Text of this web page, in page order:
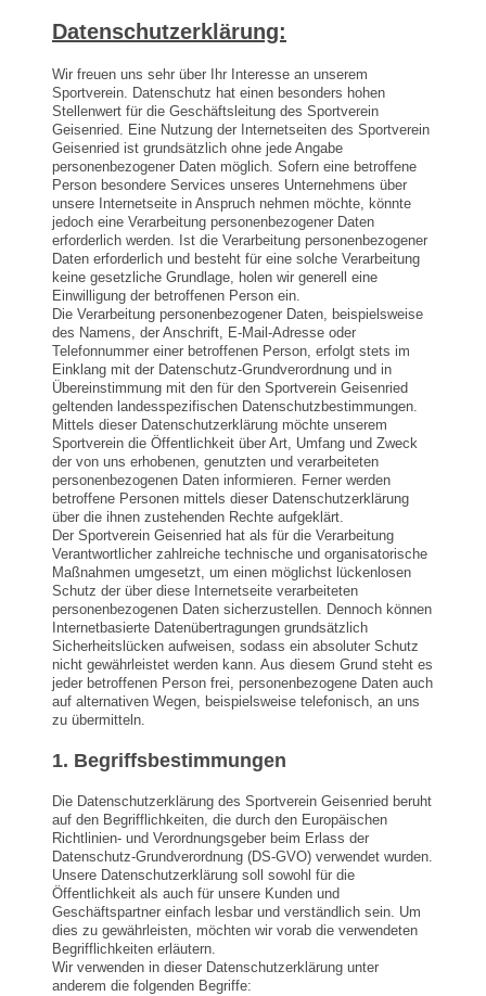
Datenschutzerklärung:
Wir freuen uns sehr über Ihr Interesse an unserem
Sportverein. Datenschutz hat einen besonders hohen
Stellenwert für die Geschäftsleitung des Sportverein
Geisenried. Eine Nutzung der Internetseiten des Sportverein
Geisenried ist grundsätzlich ohne jede Angabe
personenbezogener Daten möglich. Sofern eine betroffene
Person besondere Services unseres Unternehmens über
unsere Internetseite in Anspruch nehmen möchte, könnte
jedoch eine Verarbeitung personenbezogener Daten
erforderlich werden. Ist die Verarbeitung personenbezogener
Daten erforderlich und besteht für eine solche Verarbeitung
keine gesetzliche Grundlage, holen wir generell eine
Einwilligung der betroffenen Person ein.
Die Verarbeitung personenbezogener Daten, beispielsweise
des Namens, der Anschrift, E-Mail-Adresse oder
Telefonnummer einer betroffenen Person, erfolgt stets im
Einklang mit der Datenschutz-Grundverordnung und in
Übereinstimmung mit den für den Sportverein Geisenried
geltenden landesspezifischen Datenschutzbestimmungen.
Mittels dieser Datenschutzerklärung möchte unserem
Sportverein die Öffentlichkeit über Art, Umfang und Zweck
der von uns erhobenen, genutzten und verarbeiteten
personenbezogenen Daten informieren. Ferner werden
betroffene Personen mittels dieser Datenschutzerklärung
über die ihnen zustehenden Rechte aufgeklärt.
Der Sportverein Geisenried hat als für die Verarbeitung
Verantwortlicher zahlreiche technische und organisatorische
Maßnahmen umgesetzt, um einen möglichst lückenlosen
Schutz der über diese Internetseite verarbeiteten
personenbezogenen Daten sicherzustellen. Dennoch können
Internetbasierte Datenübertragungen grundsätzlich
Sicherheitslücken aufweisen, sodass ein absoluter Schutz
nicht gewährleistet werden kann. Aus diesem Grund steht es
jeder betroffenen Person frei, personenbezogene Daten auch
auf alternativen Wegen, beispielsweise telefonisch, an uns
zu übermitteln.
1. Begriffsbestimmungen
Die Datenschutzerklärung des Sportverein Geisenried beruht
auf den Begrifflichkeiten, die durch den Europäischen
Richtlinien- und Verordnungsgeber beim Erlass der
Datenschutz-Grundverordnung (DS-GVO) verwendet wurden.
Unsere Datenschutzerklärung soll sowohl für die
Öffentlichkeit als auch für unsere Kunden und
Geschäftspartner einfach lesbar und verständlich sein. Um
dies zu gewährleisten, möchten wir vorab die verwendeten
Begrifflichkeiten erläutern.
Wir verwenden in dieser Datenschutzerklärung unter
anderem die folgenden Begriffe: